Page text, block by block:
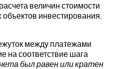
величин стоимости
инвестирования.
между платежами
на соответствие шага
был равен или кратен